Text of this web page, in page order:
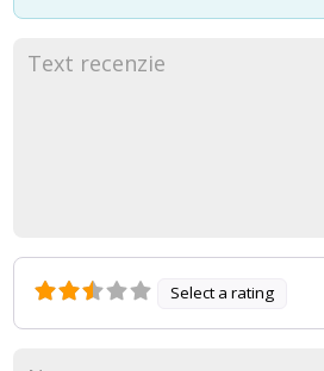
Select a rating